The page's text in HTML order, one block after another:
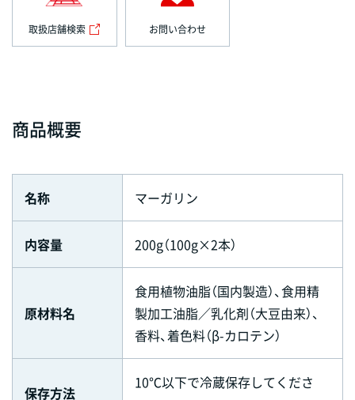
取扱店舗検索 お問い合わせ
商品概要
名称 マーガリン
内容量 200g（100g×2本）
原材料名
食用植物油脂（国内製造）、食用精
製加工油脂／乳化剤（大豆由来）、
香料、着色料（β-カロテン）
保存方法
10℃以下で冷蔵保存してくださ